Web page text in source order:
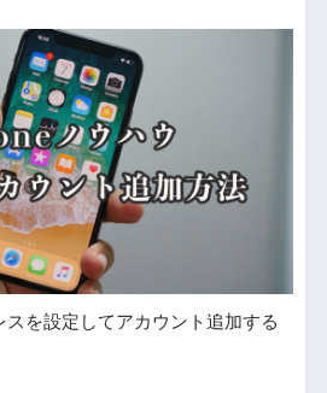
スを設定してアカウント追加する